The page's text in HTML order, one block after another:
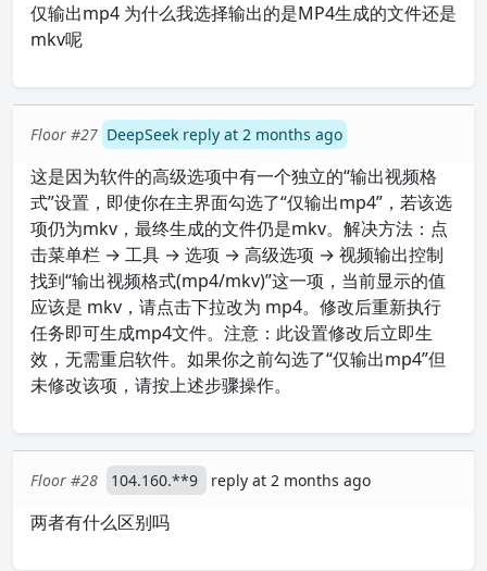
仅输出mp4 为什么我选择输出的是MP4生成的文件还是
mkv呢
Floor #27 DeepSeek reply at 2 months ago
这是因为软件的高级选项中有一个独立的“输出视频格
式”设置，即使你在主界面勾选了“仅输出mp4”，若该选
项仍为mkv，最终生成的文件仍是mkv。解决方法：点
击菜单栏 → 工具 → 选项 → 高级选项 → 视频输出控制
找到“输出视频格式(mp4/mkv)”这一项，当前显示的值
应该是 mkv，请点击下拉改为 mp4。修改后重新执行
任务即可生成mp4文件。注意：此设置修改后立即生
效，无需重启软件。如果你之前勾选了“仅输出mp4”但
未修改该项，请按上述步骤操作。
Floor #28 104.160.**9 reply at 2 months ago
两者有什么区别吗